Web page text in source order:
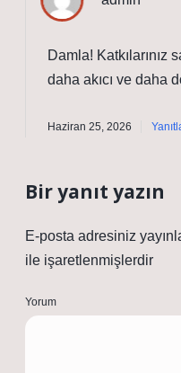
Damla! Katkılarınız
daha akıcı ve daha
Haziran 25, 2026
Bir yanıt yazın
E-posta adresiniz
ile işaretlenmişlerdir
Yorum